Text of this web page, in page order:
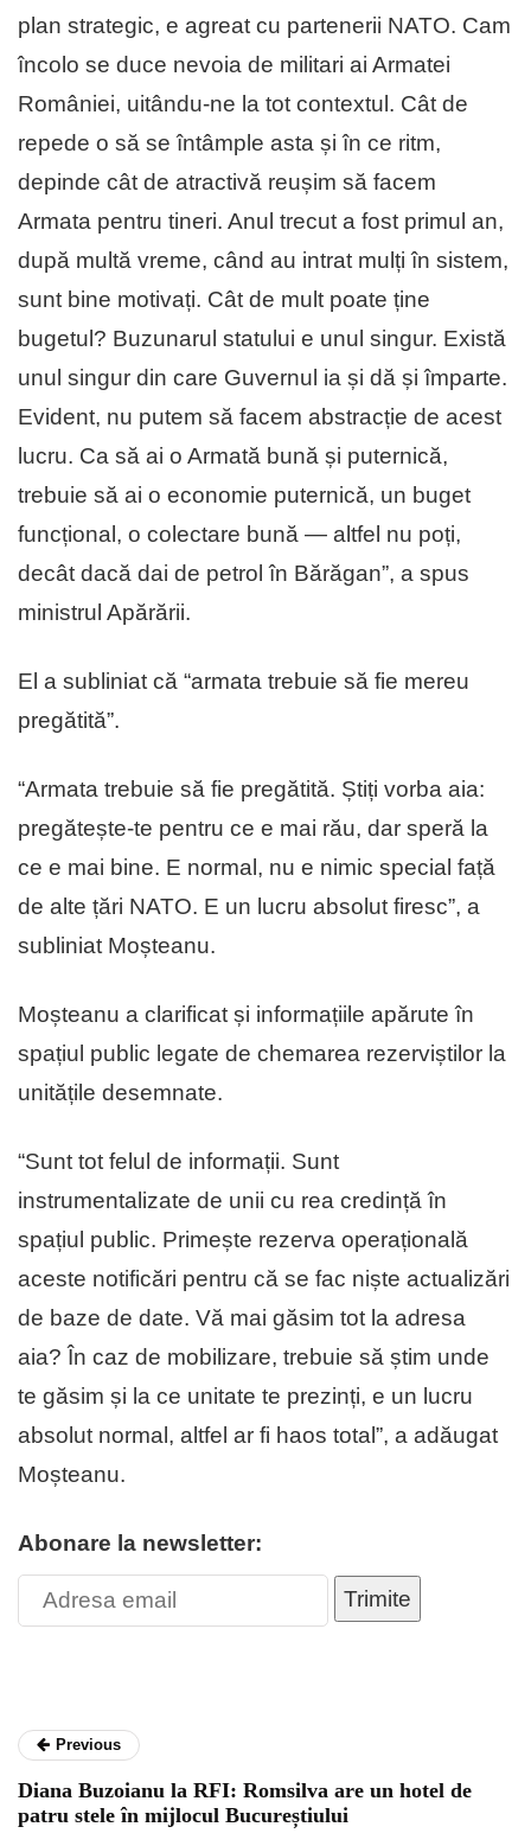
plan strategic, e agreat cu partenerii NATO. Cam
încolo se duce nevoia de militari ai Armatei
României, uitându-ne la tot contextul. Cât de
repede o să se întâmple asta și în ce ritm,
depinde cât de atractivă reușim să facem
Armata pentru tineri. Anul trecut a fost primul an,
după multă vreme, când au intrat mulți în sistem,
sunt bine motivați. Cât de mult poate ține
bugetul? Buzunarul statului e unul singur. Există
unul singur din care Guvernul ia și dă și împarte.
Evident, nu putem să facem abstracție de acest
lucru. Ca să ai o Armată bună și puternică,
trebuie să ai o economie puternică, un buget
funcțional, o colectare bună — altfel nu poți,
decât dacă dai de petrol în Bărăgan”, a spus
ministrul Apărării.
El a subliniat că “armata trebuie să fie mereu
pregătită”.
“Armata trebuie să fie pregătită. Știți vorba aia:
pregătește-te pentru ce e mai rău, dar speră la
ce e mai bine. E normal, nu e nimic special față
de alte țări NATO. E un lucru absolut firesc”, a
subliniat Moșteanu.
Moșteanu a clarificat și informațiile apărute în
spațiul public legate de chemarea rezerviștilor la
unitățile desemnate.
“Sunt tot felul de informații. Sunt
instrumentalizate de unii cu rea credință în
spațiul public. Primește rezerva operațională
aceste notificări pentru că se fac niște actualizări
de baze de date. Vă mai găsim tot la adresa
aia? În caz de mobilizare, trebuie să știm unde
te găsim și la ce unitate te prezinți, e un lucru
absolut normal, altfel ar fi haos total”, a adăugat
Moșteanu.
Abonare la newsletter:
Trimite
Previous
Diana Buzoianu la RFI: Romsilva are un hotel de
patru stele în mijlocul Bucureștiului